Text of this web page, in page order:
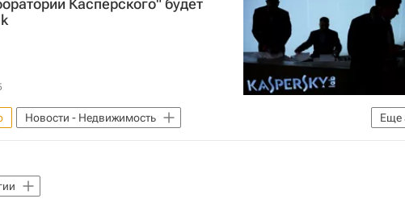
Касперского" будет
Еще
Новости - Недвижимость
Russia)
Недвижимость